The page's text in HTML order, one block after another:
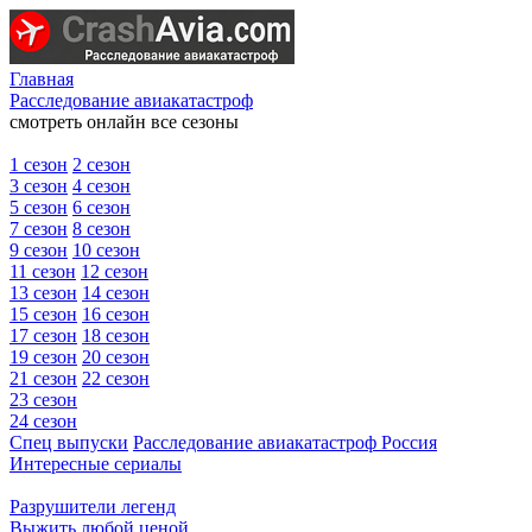
Главная
Расследование авиакатастроф
смотреть онлайн все сезоны
1 сезон 2 сезон
3 сезон 4 сезон
5 сезон 6 сезон
7 сезон 8 сезон
9 сезон 10 сезон
11 сезон 12 сезон
13 сезон 14 сезон
15 сезон 16 сезон
17 сезон 18 сезон
19 сезон 20 сезон
21 сезон 22 сезон
23 сезон
24 сезон
Спец выпуски Расследование авиакатастроф Россия
Интересные сериалы
Разрушители легенд
Выжить любой ценой